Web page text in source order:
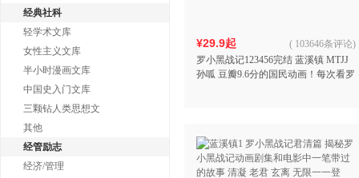
经典社科
轻学术文库
女性主义文库
半小时漫画文库
中国史入门文库
三颗钻人类思想文
其他
经管励志
经济/管理
¥29.9起
罗小黑战记123456完结 蓝溪镇 MTJJ
孙呱 豆瓣9.6分的国民动画！每次看罗
( 103646条评论)